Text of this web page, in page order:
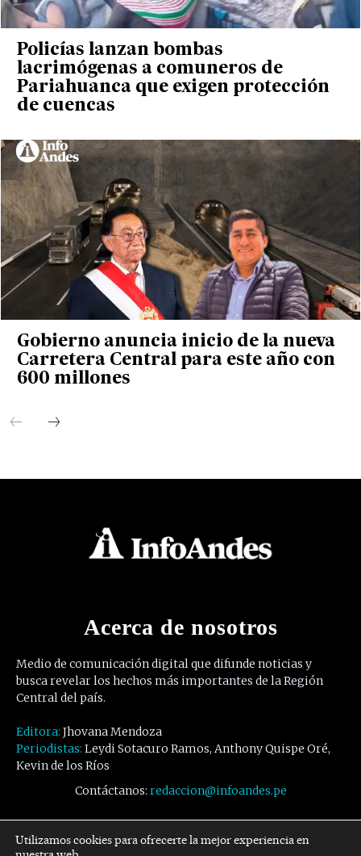
Policías lanzan bombas
lacrimógenas a comuneros de
Pariahuanca que exigen protección
de cuencas
Gobierno anuncia inicio de la nueva
Carretera Central para este año con
600 millones
Acerca de nosotros
Medio de comunicación digital que difunde noticias y
busca revelar los hechos más importantes de la Región
Central del país.
Editora: Jhovana Mendoza
Periodistas: Leydi Sotacuro Ramos, Anthony Quispe Oré,
Kevin de los Ríos
Contáctanos: redaccion@infoandes.pe
Síguenos
Utilizamos cookies para ofrecerte la mejor experiencia en